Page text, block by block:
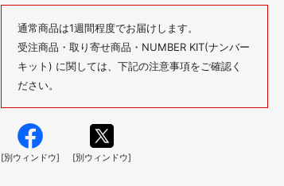
通常商品は1週間程度でお届けします。
受注商品・取り寄せ商品・NUMBER KIT(ナンバー
キット) に関しては、下記の注意事項をご確認く
ださい。
[別ウィンドウ] [別ウィンドウ]